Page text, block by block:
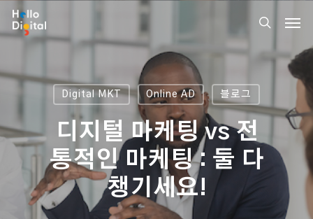
Skip
main
search
Digital MKT Online AD 블로그
디지털 마케팅 vs 전
통적인 마케팅 : 둘 다
챙기세요!